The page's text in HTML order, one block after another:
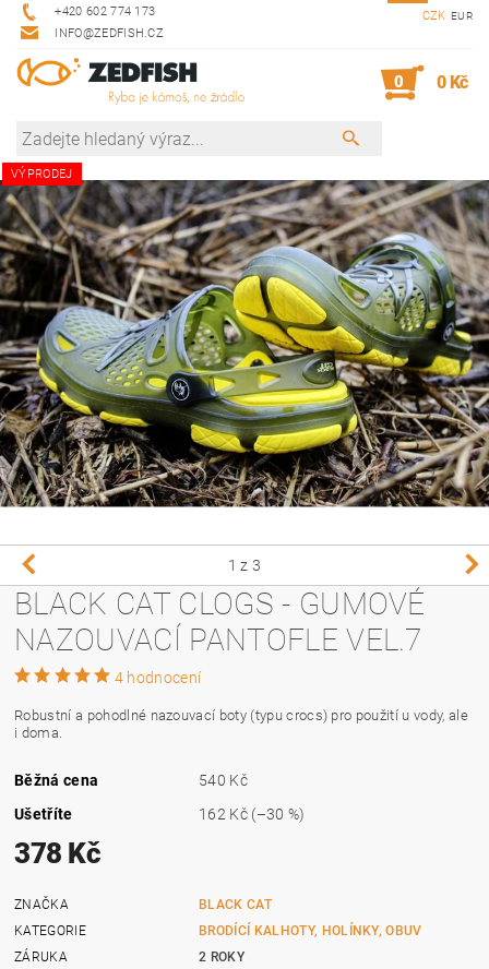
+420 602 774 173
INFO@ZEDFISH.CZ
CZK EUR
0 0 Kč
VÝPRODEJ
1 z 3
BLACK CAT CLOGS - GUMOVÉ
NAZOUVACÍ PANTOFLE VEL.7
4 hodnocení
Robustní a pohodlné nazouvací boty (typu crocs) pro použití u vody, ale
i doma.
Běžná cena
540 Kč
Ušetříte
162 Kč (–30 %)
378 Kč
ZNAČKA
BLACK CAT
KATEGORIE
BRODÍCÍ KALHOTY, HOLÍNKY, OBUV
ZÁRUKA
2 ROKY